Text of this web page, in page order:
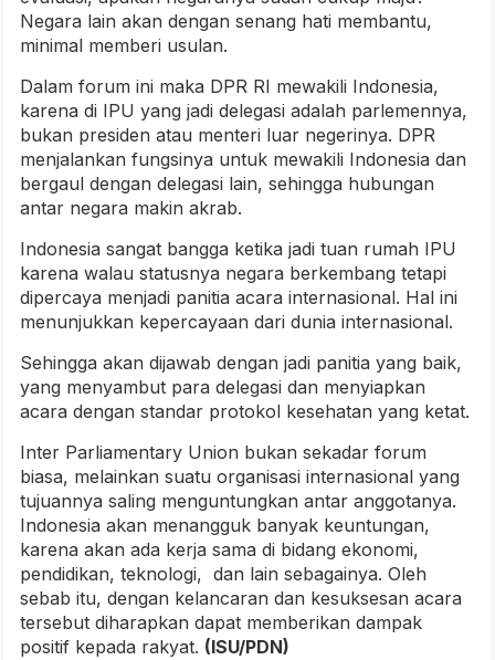
Negara lain akan dengan senang hati membantu,
minimal memberi usulan.
Dalam forum ini maka DPR RI mewakili Indonesia,
karena di IPU yang jadi delegasi adalah parlemennya,
bukan presiden atau menteri luar negerinya. DPR
menjalankan fungsinya untuk mewakili Indonesia dan
bergaul dengan delegasi lain, sehingga hubungan
antar negara makin akrab.
Indonesia sangat bangga ketika jadi tuan rumah IPU
karena walau statusnya negara berkembang tetapi
dipercaya menjadi panitia acara internasional. Hal ini
menunjukkan kepercayaan dari dunia internasional.
Sehingga akan dijawab dengan jadi panitia yang baik,
yang menyambut para delegasi dan menyiapkan
acara dengan standar protokol kesehatan yang ketat.
Inter Parliamentary Union bukan sekadar forum
biasa, melainkan suatu organisasi internasional yang
tujuannya saling menguntungkan antar anggotanya.
Indonesia akan menangguk banyak keuntungan,
karena akan ada kerja sama di bidang ekonomi,
pendidikan, teknologi, dan lain sebagainya. Oleh
sebab itu, dengan kelancaran dan kesuksesan acara
tersebut diharapkan dapat memberikan dampak
positif kepada rakyat. (ISU/PDN)